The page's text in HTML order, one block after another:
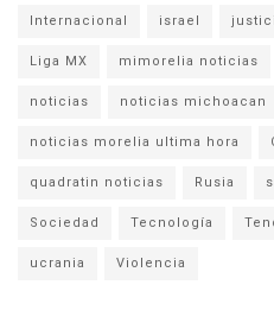
Internacional israel
Liga MX mimorelia noticias
noticias noticias michoacan
noticias morelia ultima hora
quadratin noticias Rusia
Sociedad Tecnología
ucrania Violencia